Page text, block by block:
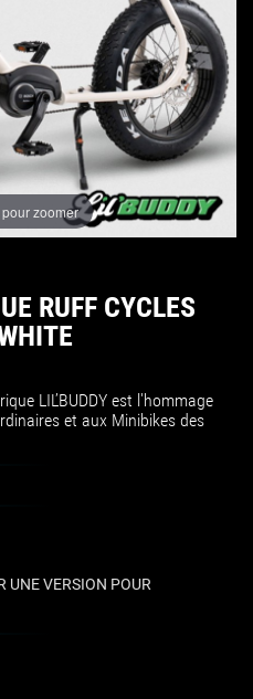
zoomer
RUFF CYCLES
LIL’BUDDY est l'hommage
et aux Minibikes des
UNE VERSION POUR